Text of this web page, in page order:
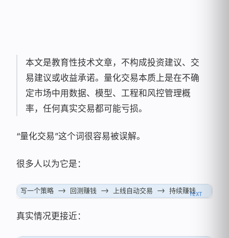
本文是教育性技术文章，不构成投资建议、交
易建议或收益承诺。量化交易本质上是在不确
定市场中用数据、模型、工程和风控管理概
率，任何真实交易都可能亏损。
“量化交易”这个词很容易被误解。
很多人以为它是：
写一个策略 -> 回测赚钱 -> 上线自动交易 -> 持续赚钱
真实情况更接近：